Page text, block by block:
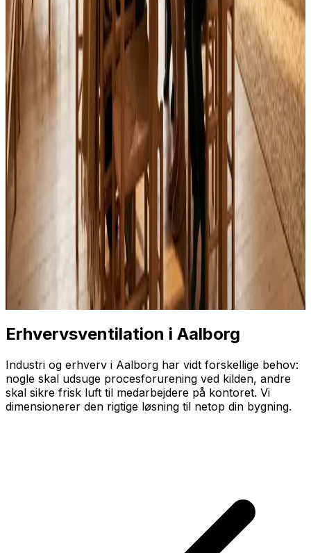
Alle mærker og systemer
Indhent tilbud
70 60 30 04
Erhvervsventilation i Aalborg
Industri og erhverv i Aalborg har vidt forskellige behov:
nogle skal udsuge proces­forurening ved kilden, andre
skal sikre frisk luft til medarbejdere på kontoret. Vi
dimensionerer den rigtige løsning til netop din bygning.